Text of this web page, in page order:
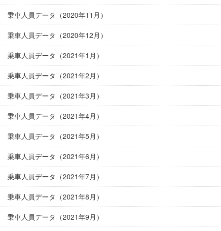
乗車人員データ（2020年11月）
乗車人員データ（2020年12月）
乗車人員データ（2021年1月）
乗車人員データ（2021年2月）
乗車人員データ（2021年3月）
乗車人員データ（2021年4月）
乗車人員データ（2021年5月）
乗車人員データ（2021年6月）
乗車人員データ（2021年7月）
乗車人員データ（2021年8月）
乗車人員データ（2021年9月）